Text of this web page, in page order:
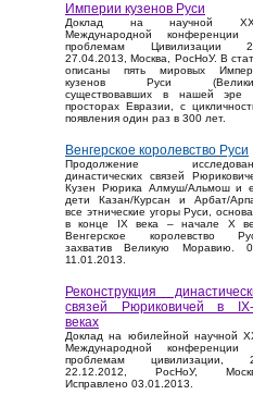
Империи кузенов Руси
Доклад на научной
Международной конференции
проблемам Цивилизации
27.04.2013, Москва, РосНоУ. В
описаны пять мировых
кузенов Руси
существовавших в нашей эре
просторах Евразии, с
появления один раз в 300 лет.
Венгерское королевство Руси
Продолжение
династических связей
Кузен Рюрика Алмуш/Альмош и
дети Казан/Курсан и Арбат/
все этнические угоры Руси,
в конце IX века – начале X
Венгерское королевство
захватив Великую Моравию.
11.01.2013.
Реконструкция
связей Рюриковичей в IX-
веках
Доклад на юбилейной научной
Международной конференции
проблемам цивилизации,
22.12.2012, РосНоУ,
Исправлено 03.01.2013.